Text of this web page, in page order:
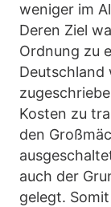
weniger im
Deren Ziel
Ordnung zu
Deutschland
Kosten zu
den
auch der
gelegt.